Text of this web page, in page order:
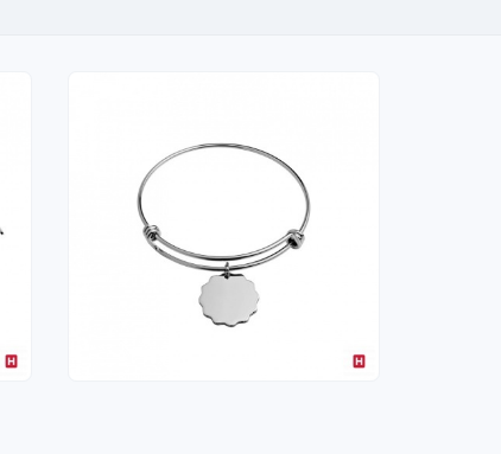
PULSEIRA
16,00 €